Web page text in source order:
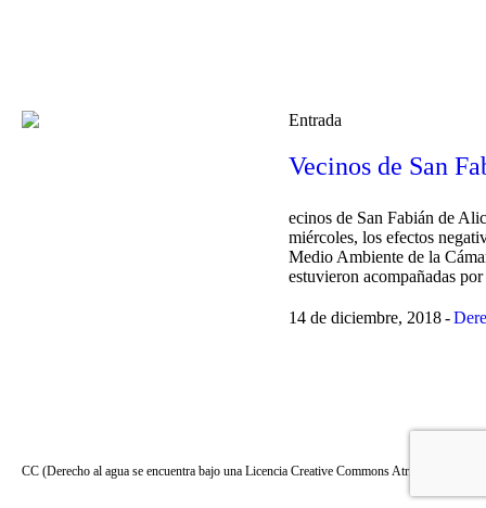
Entrada
Vecinos de San
ecinos de San Fabián de
miércoles, los efectos
Medio Ambiente de la
estuvieron acompañadas
14 de diciembre, 2018
CC (Derecho al agua se encuentra bajo una Licencia Creative Commons Atribución-